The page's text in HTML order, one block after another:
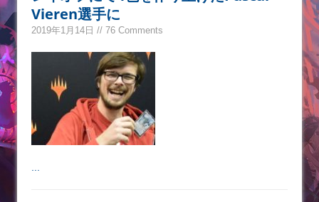
Vieren選手に
2019年1月14日 // 76 Comments